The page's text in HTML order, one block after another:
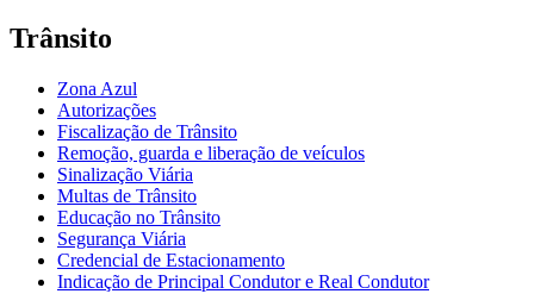
Trânsito
Zona Azul
Autorizações
Fiscalização de Trânsito
Remoção, guarda e liberação de veículos
Sinalização Viária
Multas de Trânsito
Educação no Trânsito
Segurança Viária
Credencial de Estacionamento
Indicação de Principal Condutor e Real Condutor